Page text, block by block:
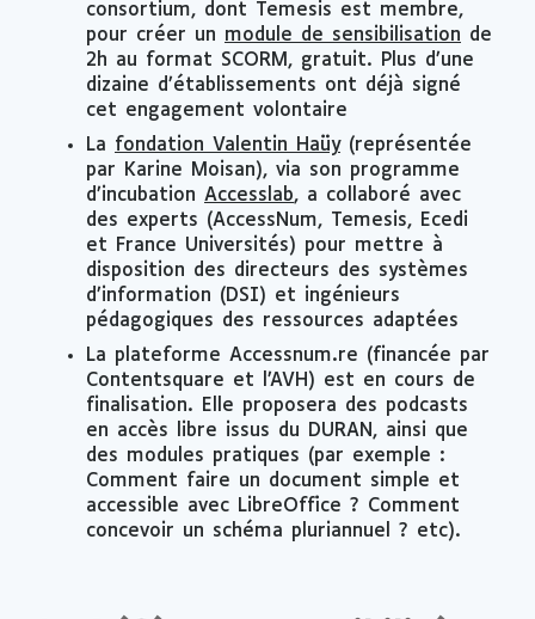
consortium, dont Temesis est membre,
pour créer un module de sensibilisation de
2h au format SCORM, gratuit. Plus d’une
dizaine d’établissements ont déjà signé
cet engagement volontaire
La fondation Valentin Haüy(représentée
par Karine Moisan), via son programme
d’incubation Accesslab, a collaboré avec
des experts (AccessNum, Temesis, Ecedi
et France Universités) pour mettre à
disposition des directeurs des systèmes
d’information (DSI) et ingénieurs
pédagogiques des ressources adaptées
La plateforme Accessnum.re (financée par
Contentsquare et l’AVH) est en cours de
finalisation. Elle proposera des podcasts
en accès libre issus du DURAN, ainsi que
des modules pratiques (par exemple :
Comment faire un document simple et
accessible avec LibreOffice ? Comment
concevoir un schéma pluriannuel ? etc).